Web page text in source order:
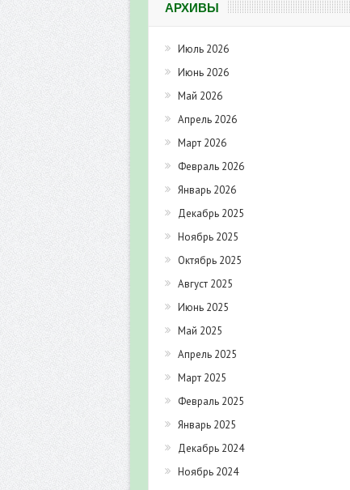
АРХИВЫ
Июль 2026
Июнь 2026
Май 2026
Апрель 2026
Март 2026
Февраль 2026
Январь 2026
Декабрь 2025
Ноябрь 2025
Октябрь 2025
Август 2025
Июнь 2025
Май 2025
Апрель 2025
Март 2025
Февраль 2025
Январь 2025
Декабрь 2024
Ноябрь 2024